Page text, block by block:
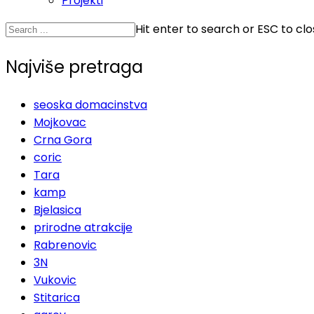
Hit enter to search or ESC to
Najviše pretraga
seoska domacinstva
Mojkovac
Crna Gora
coric
Tara
kamp
Bjelasica
prirodne atrakcije
Rabrenovic
3N
Vukovic
Stitarica